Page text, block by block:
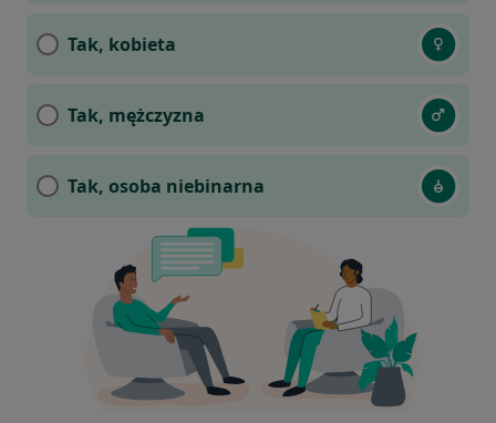
Tak, kobieta
Tak, mężczyzna
Tak, osoba niebinarna